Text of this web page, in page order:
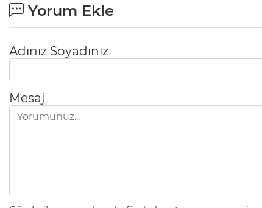
Yorum Ekle
Adınız Soyadınız
Mesaj